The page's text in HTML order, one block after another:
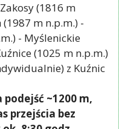
(1816 m
m n.p.m.) -
- Myślenickie
(1025 m n.p.m.)
z Kuźnic
podejść ~1200 m,
przejścia bez